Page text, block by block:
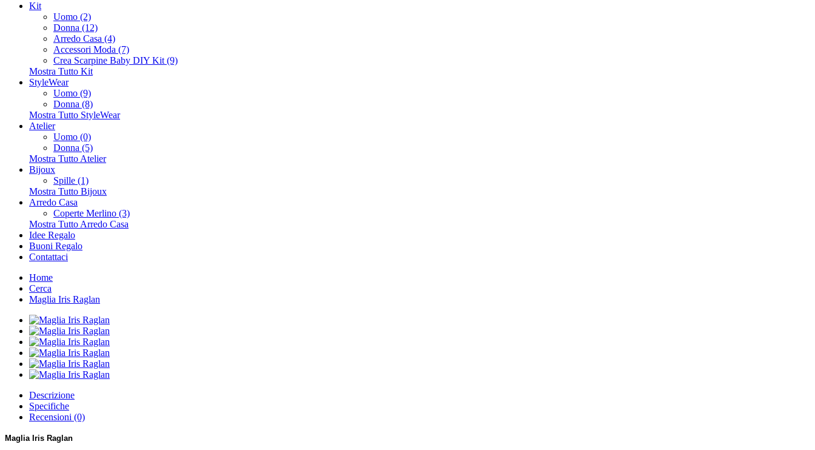
Kit
Uomo (2)
Donna (12)
Arredo Casa (4)
Accessori Moda (7)
Crea Scarpine Baby DIY Kit (9)
Mostra Tutto Kit
StyleWear
Uomo (9)
Donna (8)
Mostra Tutto StyleWear
Atelier
Uomo (0)
Donna (5)
Mostra Tutto Atelier
Bijoux
Spille (1)
Mostra Tutto Bijoux
Arredo Casa
Coperte Merlino (3)
Mostra Tutto Arredo Casa
Idee Regalo
Buoni Regalo
Contattaci
Home
Cerca
Maglia Iris Raglan
Descrizione
Specifiche
Recensioni (0)
Maglia Iris Raglan